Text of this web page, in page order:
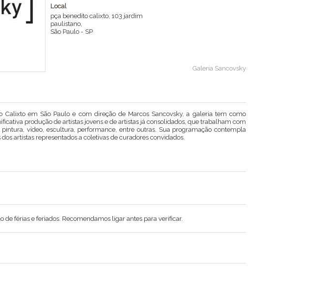
Local
pça benedito calixto, 103 jardim
paulistano,
São Paulo - SP
Galeria Sancovsky
Calixto em São Paulo e com direção de Marcos Sancovsky, a galeria tem como
produção de artistas jovens e de artistas já consolidados, que trabalham com
vídeo, escultura, performance, entre outras. Sua programação contempla
artistas representados a coletivas de curadores convidados.
de férias e feriados. Recomendamos ligar antes para verificar.